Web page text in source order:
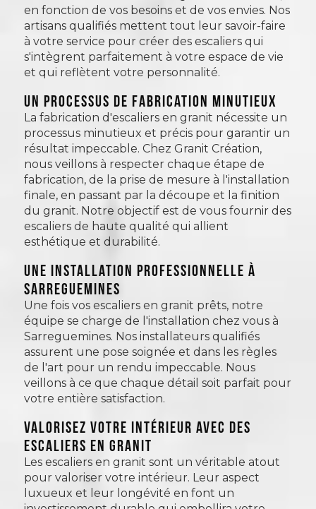
en fonction de vos besoins et de vos envies. Nos
artisans qualifiés mettent tout leur savoir-faire
à votre service pour créer des escaliers qui
s'intègrent parfaitement à votre espace de vie
et qui reflètent votre personnalité.
Un processus de fabrication minutieux
La fabrication d'escaliers en granit nécessite un
processus minutieux et précis pour garantir un
résultat impeccable. Chez Granit Création,
nous veillons à respecter chaque étape de
fabrication, de la prise de mesure à l'installation
finale, en passant par la découpe et la finition
du granit. Notre objectif est de vous fournir des
escaliers de haute qualité qui allient
esthétique et durabilité.
Une installation professionnelle à
Sarreguemines
Une fois vos escaliers en granit prêts, notre
équipe se charge de l'installation chez vous à
Sarreguemines. Nos installateurs qualifiés
assurent une pose soignée et dans les règles
de l'art pour un rendu impeccable. Nous
veillons à ce que chaque détail soit parfait pour
votre entière satisfaction.
VALORISEZ VOTRE INTÉRIEUR AVEC DES
ESCALIERS EN GRANIT
Les escaliers en granit sont un véritable atout
pour valoriser votre intérieur. Leur aspect
luxueux et leur longévité en font un